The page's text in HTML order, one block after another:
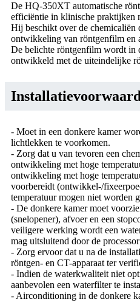
De HQ-350XT automatische
efficiëntie in klinische praktijken
Hij beschikt over de chemicaliën
ontwikkeling van röntgenfilm en
De belichte röntgenfilm wordt in
ontwikkeld met de uiteindelijke
- Moet in een donkere kamer
lichtlekken te voorkomen.
- Zorg dat u van tevoren een
ontwikkeling met hoge
ontwikkeling met hoge
voorbereidt (ontwikkel-/
temperatuur mogen niet worden
- De donkere kamer moet
(snelopener), afvoer en een
veiligere werking wordt een
mag uitsluitend door de
- Zorg ervoor dat u na de
röntgen- en CT-apparaat ter
- Indien de waterkwaliteit niet
aanbevolen een waterfilter te
- Airconditioning in de donkere